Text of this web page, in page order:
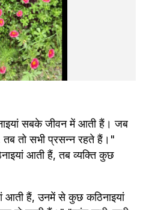
सबके जीवन में आती हैं। जब
तो सभी प्रसन्न रहते हैं।"
आती हैं, तब व्यक्ति कुछ
हैं, उनमें से कुछ कठिनाइयां